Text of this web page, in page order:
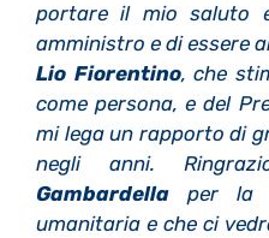
portare il mio saluto
amministro e di essere
Lio Fiorentino, che
come persona, e del
mi lega un rapporto di
negli anni.
Gambardella per la
umanitaria e che ci